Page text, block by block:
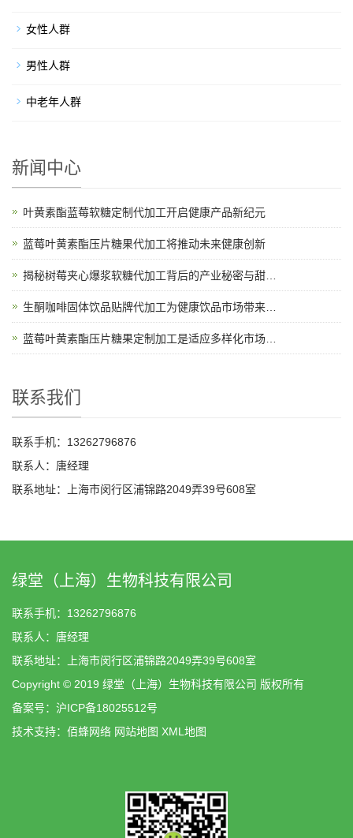
女性人群
男性人群
中老年人群
新闻中心
叶黄素酯蓝莓软糖定制代加工开启健康产品新纪元
蓝莓叶黄素酯压片糖果代加工将推动未来健康创新
联系我们
联系手机：13262796876
联系人：唐经理
联系地址：上海市闵行区浦锦路2049弄39号608室
绿堂（上海）生物科技有限公司
联系手机：13262796876
联系人：唐经理
联系地址：上海市闵行区浦锦路2049弄39号608室
Copyright © 2019 绿堂（上海）生物科技有限公司 版权所有
备案号： 沪ICP备18025512号
技术支持： 佰蜂网络 网站地图 XML地图